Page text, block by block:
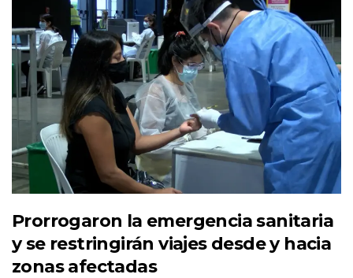
Prorrogaron la emergencia sanitaria
y se restringirán viajes desde y hacia
zonas afectadas